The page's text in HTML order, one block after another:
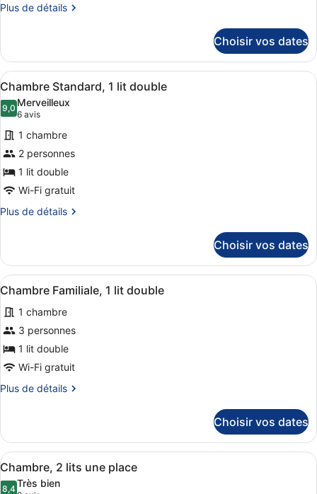
de
1
lit
double
Plus de détails
Plus
le
type
de
chambre
Chambre,
lit
double
Choisir vos dates
Afficher
toutes
les
photos
pour
ce
type
de
chambre :
1
lit
double
Une chambre d’hôtel avec un lit,
6
Chambre Standard, 1 lit double
9,09,0 sur 10
Merveilleux
6 avis
(6 avis)
1 chambre
2 personnes
1 lit double
Wi-Fi gratuit
Plus de détails
Plus
le
type
de
Chambre
Standard,
1
lit
double
Choisir vos dates
Afficher
toutes
les
photos
pour
ce
de
Familiale,
1
lit
Une chambre à coucher
8
Chambre Familiale, 1 lit double
1 chambre
3 personnes
1 lit double
Wi-Fi gratuit
Plus de détails
Plus
le
type
de
chambre
Chambre
Choisir vos dates
Afficher
toutes
Une chambre d’hôtel avec deux
7
Chambre, 2 lits une place
8,4Très bien